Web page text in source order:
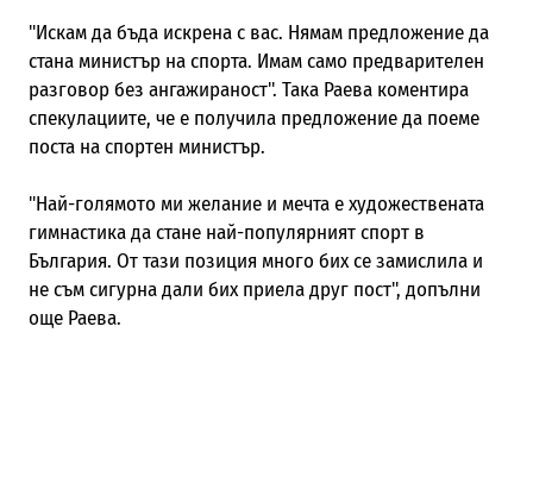
"Искам да бъда искрена с вас. Нямам предложение да
стана министър на спорта. Имам само предварителен
разговор без ангажираност". Така Раева коментира
спекулациите, че е получила предложение да поеме
поста на спортен министър.
"Най-голямото ми желание и мечта е художествената
гимнастика да стане най-популярният спорт в
България. От тази позиция много бих се замислила и
не съм сигурна дали бих приела друг пост", допълни
още Раева.